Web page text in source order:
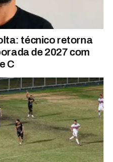
técnico retorna
de 2027 com
C